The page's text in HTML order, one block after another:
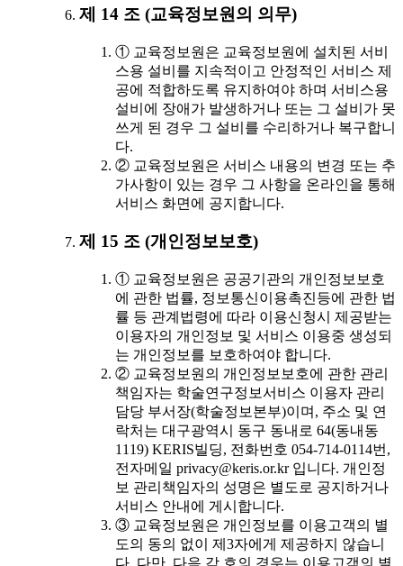
제 14 조 (교육정보원의 의무)
① 교육정보원은 교육정보원에 설치된 서비
스용 설비를 지속적이고 안정적인 서비스 제
공에 적합하도록 유지하여야 하며 서비스용
설비에 장애가 발생하거나 또는 그 설비가 못
쓰게 된 경우 그 설비를 수리하거나 복구합니
다.
② 교육정보원은 서비스 내용의 변경 또는 추
가사항이 있는 경우 그 사항을 온라인을 통해
서비스 화면에 공지합니다.
제 15 조 (개인정보보호)
① 교육정보원은 공공기관의 개인정보보호
에 관한 법률, 정보통신이용촉진등에 관한 법
률 등 관계법령에 따라 이용신청시 제공받는
이용자의 개인정보 및 서비스 이용중 생성되
는 개인정보를 보호하여야 합니다.
② 교육정보원의 개인정보보호에 관한 관리
책임자는 학술연구정보서비스 이용자 관리
담당 부서장(학술정보본부)이며, 주소 및 연
락처는 대구광역시 동구 동내로 64(동내동
1119) KERIS빌딩, 전화번호 054-714-0114번,
전자메일 privacy@keris.or.kr 입니다. 개인정
보 관리책임자의 성명은 별도로 공지하거나
서비스 안내에 게시합니다.
③ 교육정보원은 개인정보를 이용고객의 별
도의 동의 없이 제3자에게 제공하지 않습니